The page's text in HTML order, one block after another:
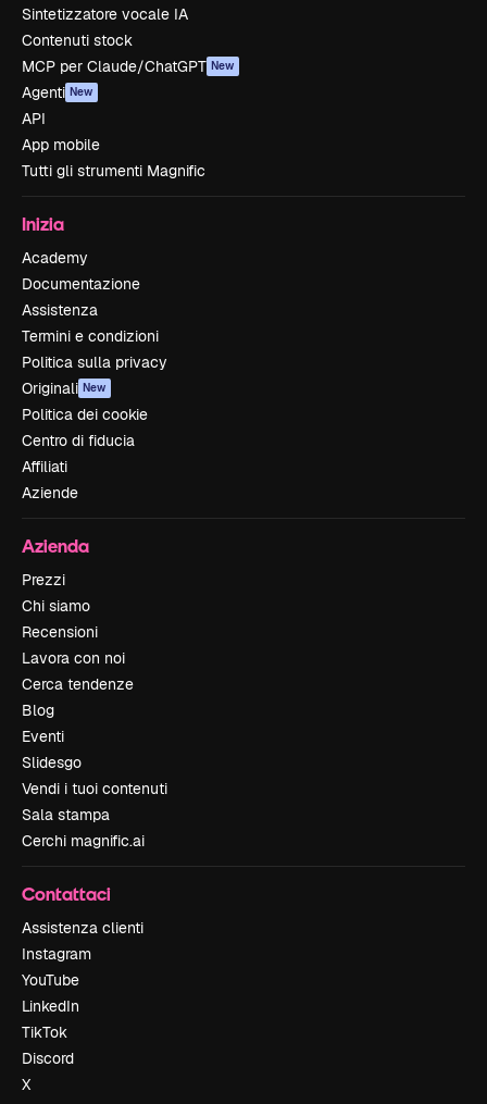
Sintetizzatore vocale IA
Contenuti stock
MCP per Claude/ChatGPT New
Agenti New
API
App mobile
Tutti gli strumenti Magnific
Inizia
Academy
Documentazione
Assistenza
Termini e condizioni
Politica sulla privacy
Originali New
Politica dei cookie
Centro di fiducia
Affiliati
Aziende
Azienda
Prezzi
Chi siamo
Recensioni
Lavora con noi
Cerca tendenze
Blog
Eventi
Slidesgo
Vendi i tuoi contenuti
Sala stampa
Cerchi magnific.ai
Contattaci
Assistenza clienti
Instagram
YouTube
LinkedIn
TikTok
Discord
X